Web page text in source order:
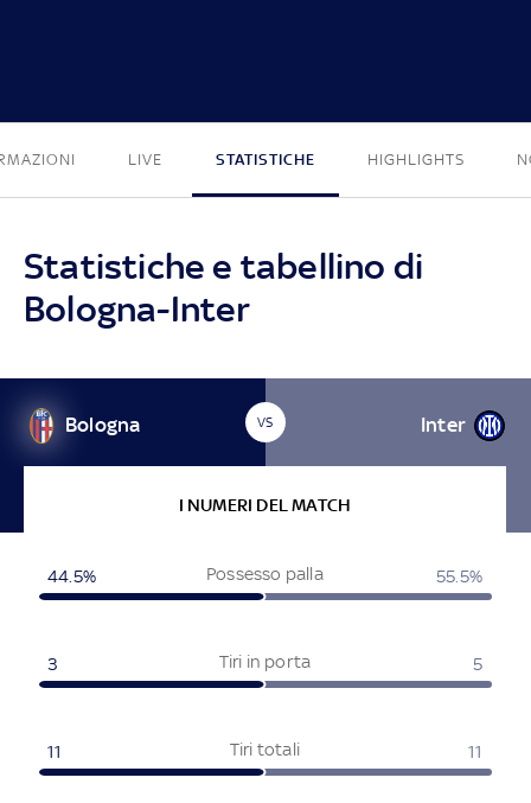
LIVE STATISTICHE HIGHLIGHTS
Statistiche e tabellino di
Bologna-Inter
Bologna VS Inter
I NUMERI DEL MATCH
Possesso palla
44.5% 55.5%
Tiri in porta
3 5
Tiri totali
11 11